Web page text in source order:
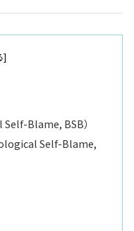
Blame, BSB）
Self-Blame,